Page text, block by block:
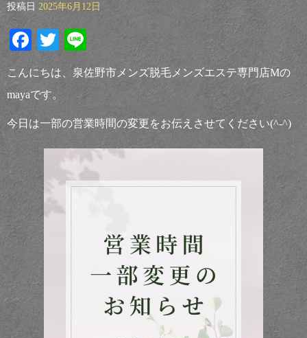
投稿日 2025年6月12日
Facebook
TwitterLine
こんにちは、泉佐野市メンズ脱毛メンズエステ専門店Мの
mayaです。
今日は一部の営業時間の変更をお伝えさせてください(^-^)